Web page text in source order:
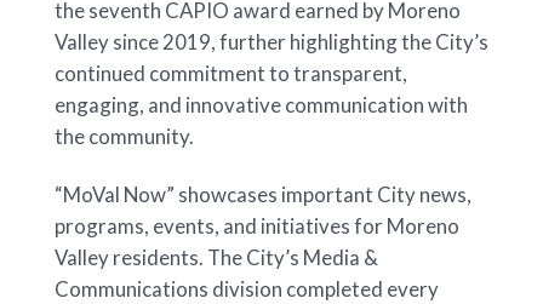
the seventh CAPIO award earned by Moreno
Valley since 2019, further highlighting the City’s
continued commitment to transparent,
engaging, and innovative communication with
the community.
“MoVal Now” showcases important City news,
programs, events, and initiatives for Moreno
Valley residents. The City’s Media &
Communications division completed every